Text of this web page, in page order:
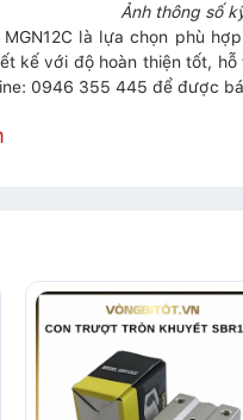
Ảnh thông số
là lựa chọn phù
kế với độ hoàn thiện tốt,
0946 355 445 để được